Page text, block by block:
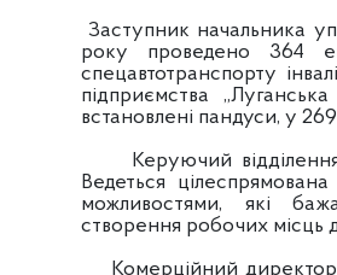
Заступник начальника
року проведено 364
спецавтотранспорту
підприємства
встановлені пандуси, у
Керуючий відділенням
Ведеться
можливостями, які
створення робочих місць
Комерційний директор